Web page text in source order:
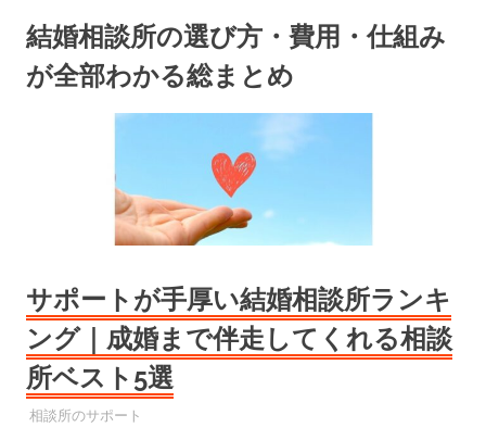
結婚相談所の選び方・費用・仕組み
が全部わかる総まとめ
サポートが手厚い結婚相談所ランキ
ング｜成婚まで伴走してくれる相談
所ベスト5選
2025年10月1日
YYYPRO
相談所のサポート